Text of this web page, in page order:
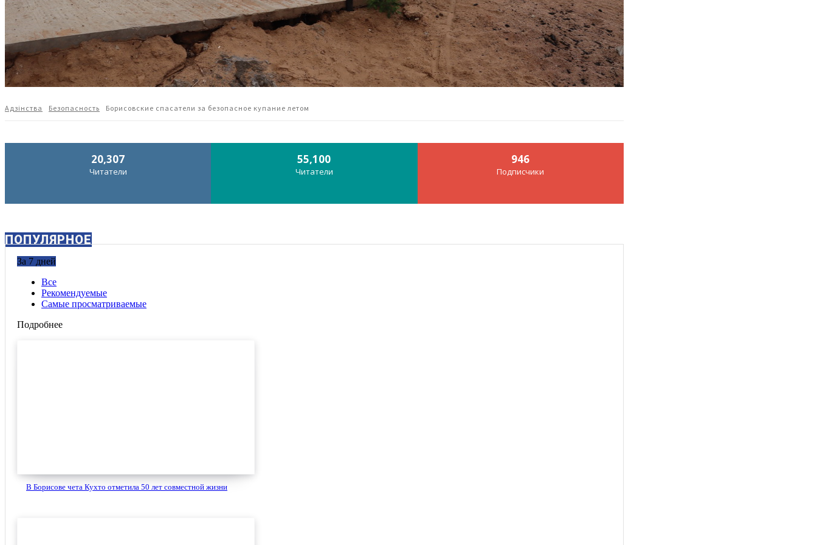
Адзiнства Безопасность Борисовские спасатели за безопасное купание летом
20,307
Читатели
55,100
Читатели
946
Подписчики
ПОПУЛЯРНОЕ
За 7 дней
Все
Рекомендуемые
Самые просматриваемые
Подробнее
В Борисове чета Кухто отметила 50 лет совместной жизни